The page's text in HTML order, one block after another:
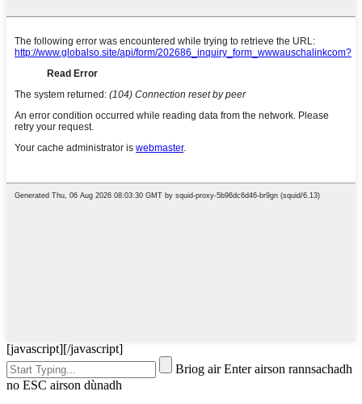
[javascript][/javascript]
Briog air Enter airson rannsachadh
no ESC airson dùnadh